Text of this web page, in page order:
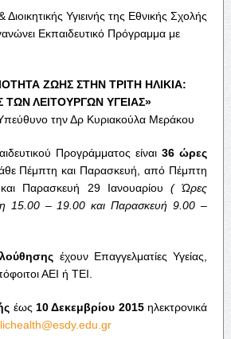
Υγιεινής της Εθνικής Σχολής
Εκπαιδευτικό Πρόγραμμα με
ΖΩΗΣ ΣΤΗΝ ΤΡΙΤΗ ΗΛΙΚΙΑ:
ΛΕΙΤΟΥΡΓΩΝ ΥΓΕΙΑΣ»
την Δρ Κυριακούλα Μεράκου
Προγράμματος είναι36 ώρες
Πέμπτη και Παρασκευή, από Πέμπτη
Παρασκευή 29 Ιανουαρίου ( Ώρες
15.00 – 19.00 και Παρασκευή 9.00 –
έχουν Επαγγελματίες Υγείας,
ΑΕΙ ή ΤΕΙ.
έως 10 Δεκεμβρίου 2015ηλεκτρονικά